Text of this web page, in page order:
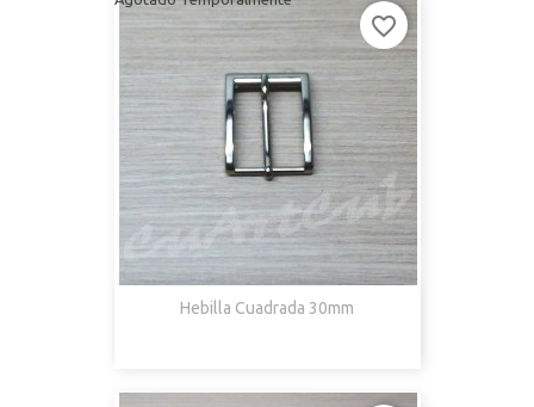
Hebilla Cuadrada 30mm
favorite_border